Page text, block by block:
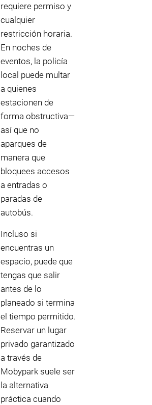
requiere permiso y
cualquier
restricción horaria.
En noches de
eventos, la policía
local puede multar
a quienes
estacionen de
forma obstructiva—
así que no
aparques de
manera que
bloquees accesos
a entradas o
paradas de
autobús.
Incluso si
encuentras un
espacio, puede que
tengas que salir
antes de lo
planeado si termina
el tiempo permitido.
Reservar un lugar
privado garantizado
a través de
Mobypark suele ser
la alternativa
práctica cuando